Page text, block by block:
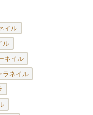
イル
ル
ネイル
ラネイル